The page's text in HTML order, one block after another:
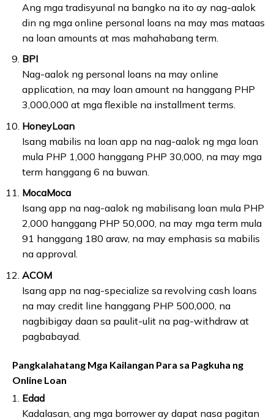
Ang mga tradisyunal na bangko na ito ay nag-aalok
din ng mga online personal loans na may mas mataas
na loan amounts at mas mahahabang term.
BPI
Nag-aalok ng personal loans na may online
application, na may loan amount na hanggang PHP
3,000,000 at mga flexible na installment terms.
HoneyLoan
Isang mabilis na loan app na nag-aalok ng mga loan
mula PHP 1,000 hanggang PHP 30,000, na may mga
term hanggang 6 na buwan.
MocaMoca
Isang app na nag-aalok ng mabilisang loan mula PHP
2,000 hanggang PHP 50,000, na may mga term mula
91 hanggang 180 araw, na may emphasis sa mabilis
na approval.
ACOM
Isang app na nag-specialize sa revolving cash loans
na may credit line hanggang PHP 500,000, na
nagbibigay daan sa paulit-ulit na pag-withdraw at
pagbabayad.
Pangkalahatang Mga Kailangan Para sa Pagkuha ng
Online Loan
Edad
Kadalasan, ang mga borrower ay dapat nasa pagitan